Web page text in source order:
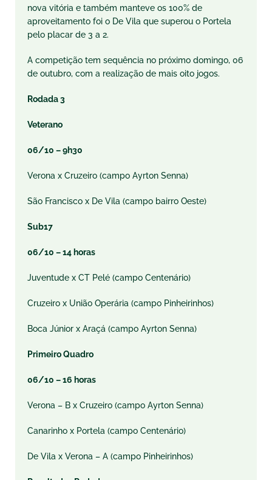
nova vitória e também manteve os 100% de
aproveitamento foi o De Vila que superou o Portela
pelo placar de 3 a 2.
A competição tem sequência no próximo domingo, 06
de outubro, com a realização de mais oito jogos.
Rodada 3
Veterano
06/10 – 9h30
Verona x Cruzeiro (campo Ayrton Senna)
São Francisco x De Vila (campo bairro Oeste)
Sub17
06/10 – 14 horas
Juventude x CT Pelé (campo Centenário)
Cruzeiro x União Operária (campo Pinheirinhos)
Boca Júnior x Araçá (campo Ayrton Senna)
Primeiro Quadro
06/10 – 16 horas
Verona – B x Cruzeiro (campo Ayrton Senna)
Canarinho x Portela (campo Centenário)
De Vila x Verona – A (campo Pinheirinhos)